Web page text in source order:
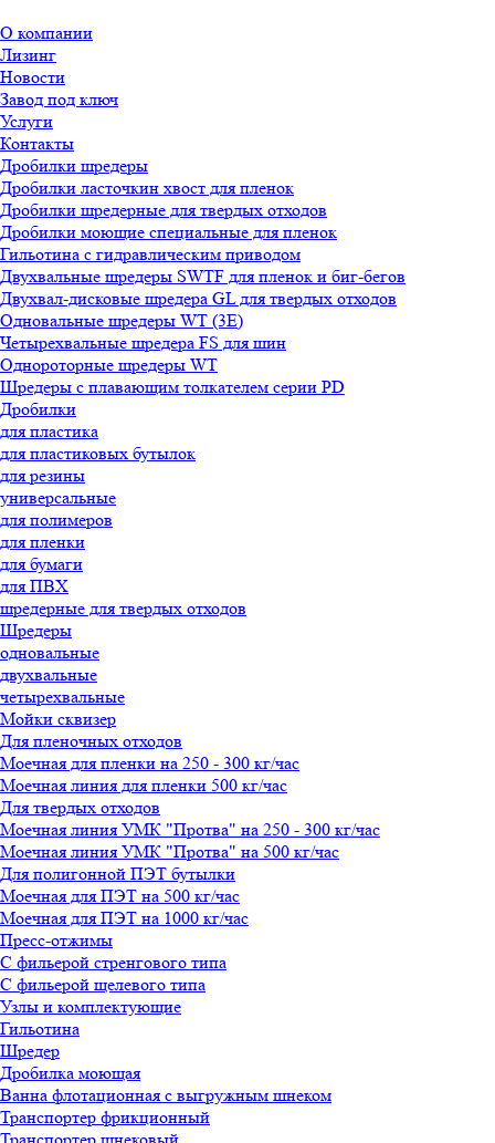
О компании
Лизинг
Новости
Завод под ключ
Услуги
Контакты
Дробилки шредеры
Дробилки ласточкин хвост для пленок
Дробилки шредерные для твердых отходов
Дробилки моющие специальные для пленок
Гильотина с гидравлическим приводом
Двухвальные шредеры SWTF для пленок и биг-бегов
Двухвал-дисковые шредера GL для твердых отходов
Одновальные шредеры WT (3E)
Четырехвальные шредера FS для шин
Однороторные шредеры WT
Шредеры с плавающим толкателем серии PD
Дробилки
для пластика
для пластиковых бутылок
для резины
универсальные
для полимеров
для пленки
для бумаги
для ПВХ
шредерные для твердых отходов
Шредеры
одновальные
двухвальные
четырехвальные
Мойки сквизер
Для пленочных отходов
Моечная для пленки на 250 - 300 кг/час
Моечная линия для пленки 500 кг/час
Для твердых отходов
Моечная линия УМК "Протва" на 250 - 300 кг/час
Моечная линия УМК "Протва" на 500 кг/час
Для полигонной ПЭТ бутылки
Моечная для ПЭТ на 500 кг/час
Моечная для ПЭТ на 1000 кг/час
Пресс-отжимы
С фильерой стренгового типа
С фильерой щелевого типа
Узлы и комплектующие
Гильотина
Шредер
Дробилка моющая
Ванна флотационная с выгружным шнеком
Транспортер фрикционный